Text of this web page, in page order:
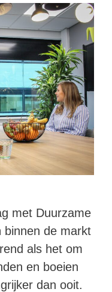
met Duurzame
binnen de markt
als het om
en boeien
dan ooit.